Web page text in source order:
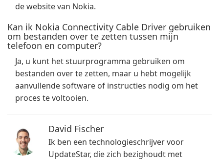
de website van Nokia.
Kan ik Nokia Connectivity Cable Driver gebruiken
om bestanden over te zetten tussen mijn
telefoon en computer?
Ja, u kunt het stuurprogramma gebruiken om
bestanden over te zetten, maar u hebt mogelijk
aanvullende software of instructies nodig om het
proces te voltooien.
David Fischer
Ik ben een technologieschrijver voor
UpdateStar, die zich bezighoudt met